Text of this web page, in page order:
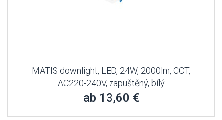
MATIS downlight, LED, 24W, 2000lm, CCT,
AC220-240V, zapuštěný, bílý
ab 13,60 €